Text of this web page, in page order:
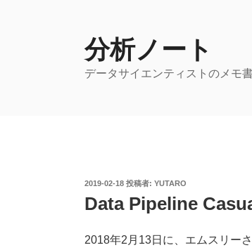
分析ノート
データサイエンティストのメモ
投
日:
2019-02-18 投稿者: YUTARO
Data Pipeline
2018年2月13日に、エムスリー